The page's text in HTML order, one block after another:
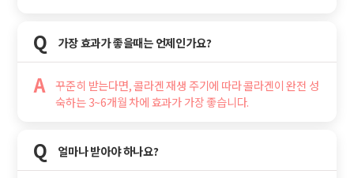
Q 가장 효과가 좋을때는 언제인가요?
A
꾸준히 받는다면, 콜라겐 재생 주기에 따라 콜라겐이 완전 성
숙하는 3~6개월 차에 효과가 가장 좋습니다.
Q 얼마나 받아야 하나요?